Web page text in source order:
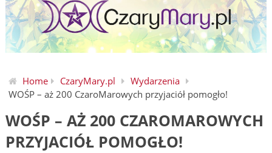
Home CzaryMary.pl
Wydarzenia
WOŚP – aż 200 CzaroMarowych przyjaciół pomogło!
WOŚP – AŻ 200 CZAROMAROWYCH
PRZYJACIÓŁ POMOGŁO!